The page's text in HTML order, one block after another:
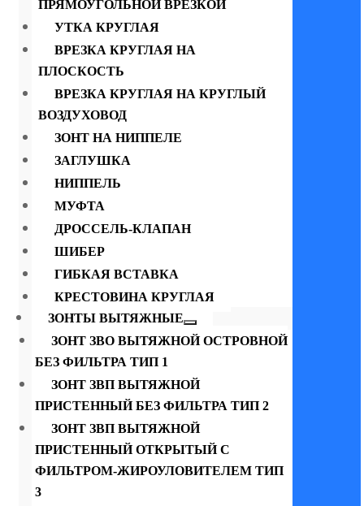
ПРЯМОУГОЛЬНОЙ ВРЕЗКОЙ
УТКА КРУГЛАЯ
ВРЕЗКА КРУГЛАЯ НА
ПЛОСКОСТЬ
ВРЕЗКА КРУГЛАЯ НА КРУГЛЫЙ
ВОЗДУХОВОД
ЗОНТ НА НИППЕЛЕ
ЗАГЛУШКА
НИППЕЛЬ
МУФТА
ДРОССЕЛЬ-КЛАПАН
ШИБЕР
ГИБКАЯ ВСТАВКА
КРЕСТОВИНА КРУГЛАЯ
ЗОНТЫ ВЫТЯЖНЫЕ
ЗОНТ ЗВО ВЫТЯЖНОЙ ОСТРОВНОЙ
БЕЗ ФИЛЬТРА ТИП 1
ЗОНТ ЗВП ВЫТЯЖНОЙ
ПРИСТЕННЫЙ БЕЗ ФИЛЬТРА ТИП 2
ЗОНТ ЗВП ВЫТЯЖНОЙ
ПРИСТЕННЫЙ ОТКРЫТЫЙ С
ФИЛЬТРОМ-ЖИРОУЛОВИТЕЛЕМ ТИП
3